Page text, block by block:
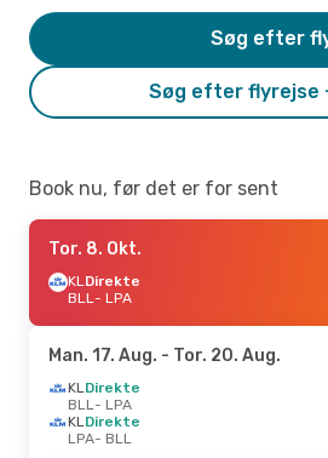
Søg efter flyrejse
Søg efter
Book nu, før det er for sent
Tor. 8. Okt.
KLDirekte
BLL- LPA
Man. 17. Aug. - Tor. 20. Aug.
KLDirekte
BLL- LPA
KLDirekte
LPA- BLL